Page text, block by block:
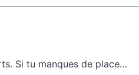
Si tu manques de place…